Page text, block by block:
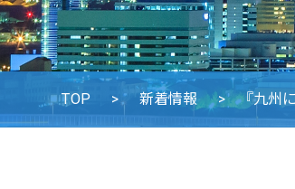
TOP 新着情報 『九州